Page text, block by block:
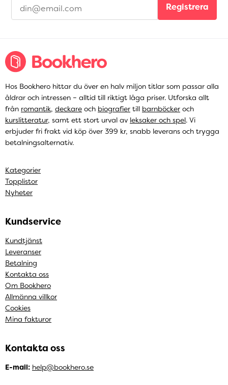
Registrera
Hos Bookhero hittar du över en halv miljon titlar som passar alla
åldrar och intressen – alltid till riktigt låga priser. Utforska allt
från romantik, deckare och biografier till barnböcker och
kurslitteratur, samt ett stort urval av leksaker och spel. Vi
erbjuder fri frakt vid köp över 399 kr, snabb leverans och trygga
betalningsalternativ.
Kategorier
Topplistor
Nyheter
Kundservice
Kundtjänst
Leveranser
Betalning
Kontakta oss
Om Bookhero
Allmänna villkor
Cookies
Mina fakturor
Kontakta oss
E-mail: help@bookhero.se